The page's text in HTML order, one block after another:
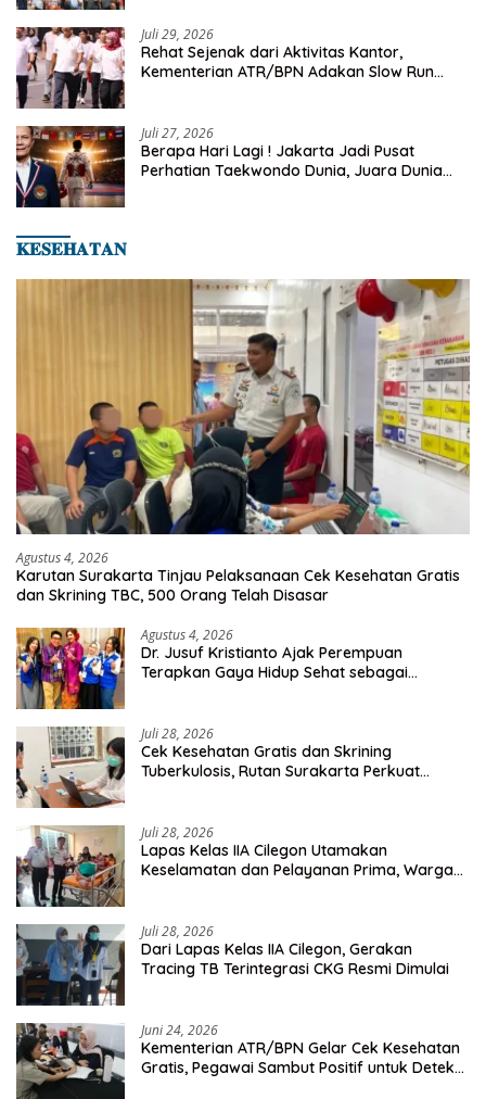
Juli 29, 2026
Rehat Sejenak dari Aktivitas Kantor,
Kementerian ATR/BPN Adakan Slow Run
Juli 27, 2026
Berapa Hari Lagi ! Jakarta Jadi Pusat
Perhatian Taekwondo Dunia, Juara Dunia
𝐊𝐄𝐒𝐄𝐇𝐀𝐓𝐀𝐍
Agustus 4, 2026
Karutan Surakarta Tinjau Pelaksanaan Cek Kesehatan Gratis
dan Skrining TBC, 500 Orang Telah Disasar
Agustus 4, 2026
Dr. Jusuf Kristianto Ajak Perempuan
Terapkan Gaya Hidup Sehat sebagai
Juli 28, 2026
Cek Kesehatan Gratis dan Skrining
Tuberkulosis, Rutan Surakarta Perkuat
Juli 28, 2026
Lapas Kelas IIA Cilegon Utamakan
Keselamatan dan Pelayanan Prima, Warga
Juli 28, 2026
Dari Lapas Kelas IIA Cilegon, Gerakan
Tracing TB Terintegrasi CKG Resmi Dimulai
Juni 24, 2026
Kementerian ATR/BPN Gelar Cek Kesehatan
Gratis, Pegawai Sambut Positif untuk Deteksi